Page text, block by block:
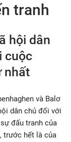
tranh
hội dân
cuộc
nhất
và Balơ
dân chủ đối với
đấu tranh của
trước hết là của